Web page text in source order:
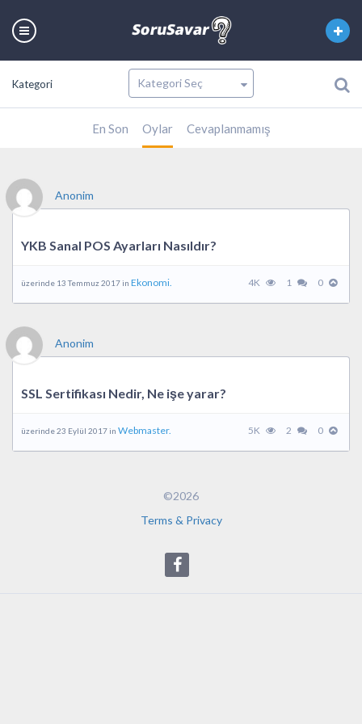
Kategori
En Son Oylar Cevaplanmamış
Anonim
YKB Sanal POS Ayarları Nasıldır?
üzerinde 13 Temmuz 2017 in Ekonomi. 4K 1 0
Anonim
SSL Sertifikası Nedir, Ne işe yarar?
üzerinde 23 Eylül 2017 in Webmaster. 5K 2 0
©2026
Terms & Privacy